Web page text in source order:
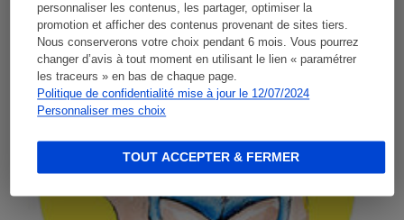
personnaliser les contenus, les partager, optimiser la
promotion et afficher des contenus provenant de sites tiers.
Nous conserverons votre choix pendant 6 mois. Vous pourrez
changer d’avis à tout moment en utilisant le lien « paramétrer
les traceurs » en bas de chaque page.
Politique de confidentialité mise à jour le 12/07/2024
Personnaliser mes choix
TOUT ACCEPTER & FERMER